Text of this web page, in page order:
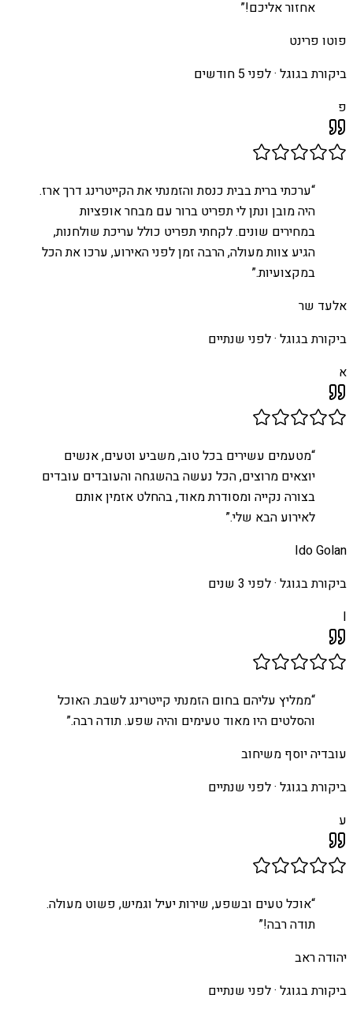
אחזור אליכם!”
פוטו פרינט
ביקורת בגוגל ·לפני 5 חודשים
פ
“ערכתי ברית בבית כנסת והזמנתי את הקייטרינג דרך ארז.
היה מובן ונתן לי תפריט ברור עם מבחר אופציות
במחירים שונים. לקחתי תפריט כולל עריכת שולחנות,
הגיע צוות מעולה, הרבה זמן לפני האירוע, ערכו את הכל
במקצועיות.”
אלעד שר
ביקורת בגוגל ·לפני שנתיים
א
“מטעמים עשירים בכל טוב, משביע וטעים, אנשים
יוצאים מרוצים, הכל נעשה בהשגחה והעובדים עובדים
בצורה נקייה ומסודרת מאוד, בהחלט אזמין אותם
לאירוע הבא שלי.”
Ido Golan
ביקורת בגוגל ·לפני 3 שנים
I
“ממליץ עליהם בחום הזמנתי קייטרינג לשבת. האוכל
והסלטים היו מאוד טעימים והיה שפע. תודה רבה.”
עובדיה יוסף משיחוב
ביקורת בגוגל ·לפני שנתיים
ע
“אוכל טעים ובשפע, שירות יעיל וגמיש, פשוט מעולה.
תודה רבה!”
יהודה ראב
ביקורת בגוגל ·לפני שנתיים